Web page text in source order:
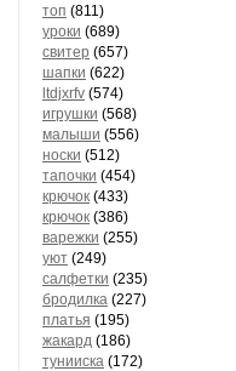
топ (811)
уроки (689)
свитер (657)
шапки (622)
ltdjxrfv (574)
игрушки (568)
малыши (556)
носки (512)
тапочки (454)
крючок (433)
крючок (386)
варежки (255)
уют (249)
салфетки (235)
бродилка (227)
платья (195)
жакард (186)
тунииска (172)